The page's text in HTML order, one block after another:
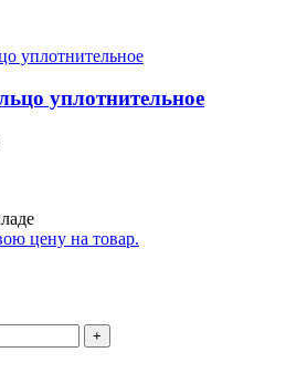
уплотнительное
цену на товар.